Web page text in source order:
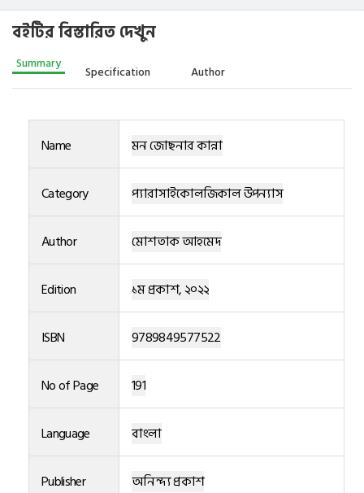
বইটির বিস্তারিত দেখুন
Summary Specification Author
Name মন জোছনার কান্না
Category প্যারাসাইকোলজিকাল উপন্যাস
Author মোশতাক আহমেদ
Edition ১ম প্রকাশ, ২০২২
ISBN 9789849577522
No of Page 191
Language বাংলা
Publisher অনিন্দ্য প্রকাশ